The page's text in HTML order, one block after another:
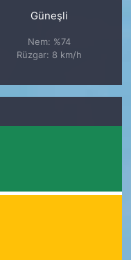
Güneşli
Nem: %74
Rüzgar: 8 km/h